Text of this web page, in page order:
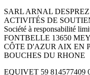
SARL ARNAL
ACTIVITÉS DE
Société à responsabilité
FONTBELLE 13650
CÔTE D'AZUR AIX EN
BOUCHES DU RHONE
EQUIVET 59